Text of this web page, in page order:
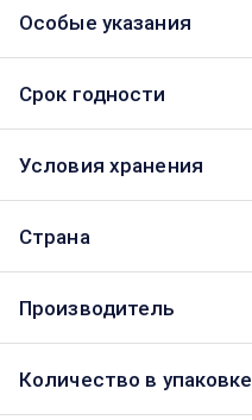
Особые указания
Срок годности
Условия хранения
Страна
Производитель
Количество в упаковке